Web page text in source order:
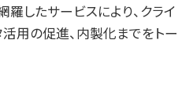
したサービスにより、クライ
用の促進、内製化までをトー